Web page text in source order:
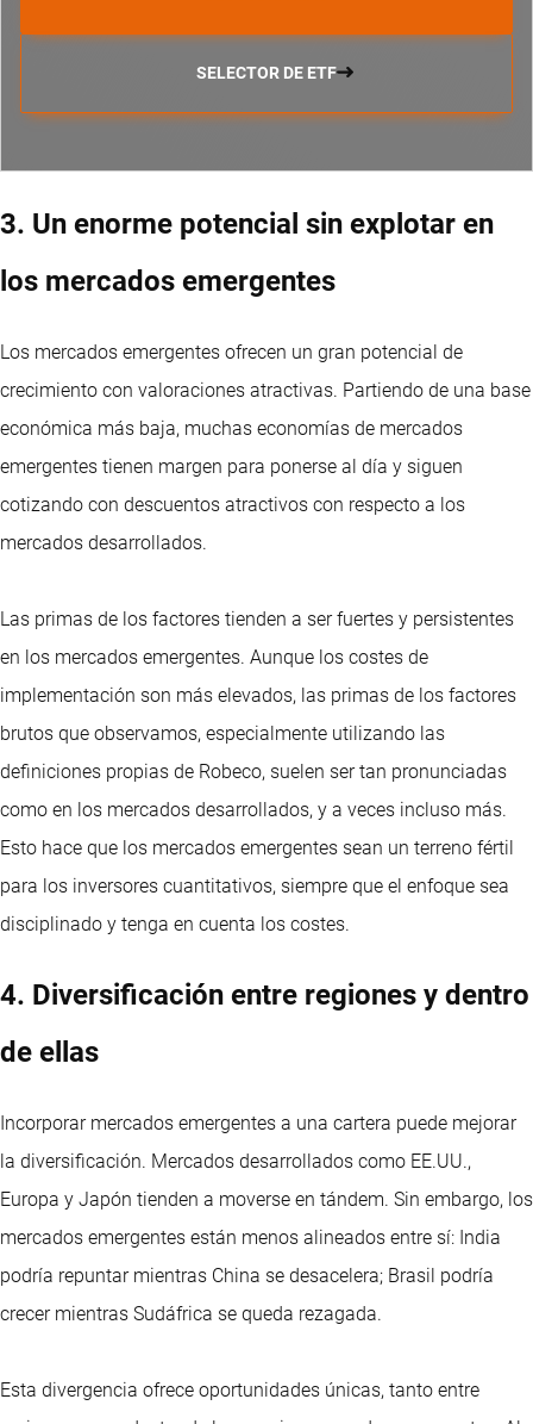
SELECTOR DE ETF
3. Un enorme potencial sin explotar en
los mercados emergentes
Los mercados emergentes ofrecen un gran potencial de
crecimiento con valoraciones atractivas. Partiendo de una base
económica más baja, muchas economías de mercados
emergentes tienen margen para ponerse al día y siguen
cotizando con descuentos atractivos con respecto a los
mercados desarrollados.
Las primas de los factores tienden a ser fuertes y persistentes
en los mercados emergentes. Aunque los costes de
implementación son más elevados, las primas de los factores
brutos que observamos, especialmente utilizando las
definiciones propias de Robeco, suelen ser tan pronunciadas
como en los mercados desarrollados, y a veces incluso más.
Esto hace que los mercados emergentes sean un terreno fértil
para los inversores cuantitativos, siempre que el enfoque sea
disciplinado y tenga en cuenta los costes.
4. Diversificación entre regiones y dentro
de ellas
Incorporar mercados emergentes a una cartera puede mejorar
la diversificación. Mercados desarrollados como EE.UU.,
Europa y Japón tienden a moverse en tándem. Sin embargo, los
mercados emergentes están menos alineados entre sí: India
podría repuntar mientras China se desacelera; Brasil podría
crecer mientras Sudáfrica se queda rezagada.
Esta divergencia ofrece oportunidades únicas, tanto entre